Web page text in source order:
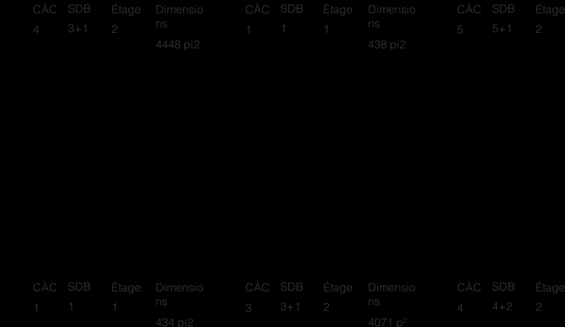
4448 pi2
Dimensio
ns
2
Étage
3+1
SDB
4
CÀC
438 pi2
Dimensio
ns
1
Étage
1
SDB
1
CÀC
2
Étage
5+1
SDB
5
CÀC
434 pi2
Dimensio
ns
1
Étage
1
SDB
1
CÀC
4071 p²
Dimensio
ns
2
Étage
3+1
SDB
3
CÀC
2
Étage
4+2
SDB
4
CÀC